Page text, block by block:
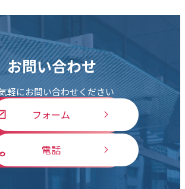
お問い合わせ
軽にお問い合わせください
フォーム
電話